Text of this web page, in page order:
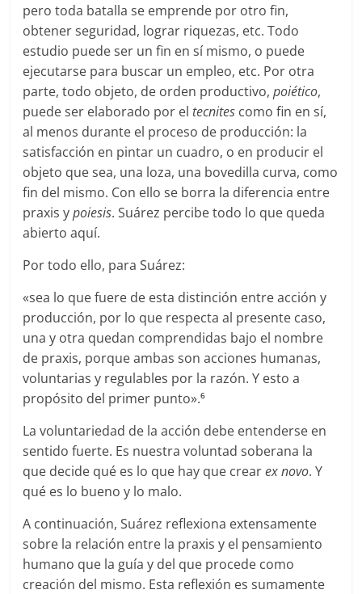
pero toda batalla se emprende por otro fin,
obtener seguridad, lograr riquezas, etc. Todo
estudio puede ser un fin en sí mismo, o puede
ejecutarse para buscar un empleo, etc. Por otra
parte, todo objeto, de orden productivo,poiético,
puede ser elaborado por el tecnites como fin en sí,
al menos durante el proceso de producción: la
satisfacción en pintar un cuadro, o en producir el
objeto que sea, una loza, una bovedilla curva, como
fin del mismo. Con ello se borra la diferencia entre
praxis ypoiesis. Suárez percibe todo lo que queda
abierto aquí.
Por todo ello, para Suárez:
«sea lo que fuere de esta distinción entre acción y
producción, por lo que respecta al presente caso,
una y otra quedan comprendidas bajo el nombre
de praxis, porque ambas son acciones humanas,
voluntarias y regulables por la razón. Y esto a
propósito del primer punto».6
La voluntariedad de la acción debe entenderse en
sentido fuerte. Es nuestra voluntad soberana la
que decide qué es lo que hay que crearex novo. Y
qué es lo bueno y lo malo.
A continuación, Suárez reflexiona extensamente
sobre la relación entre la praxis y el pensamiento
humano que la guía y del que procede como
creación del mismo. Esta reflexión es sumamente